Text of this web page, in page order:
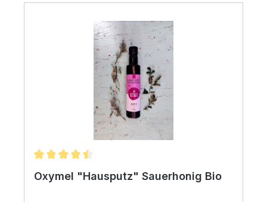
Oxymel "Hausputz" Sauerhonig Bio